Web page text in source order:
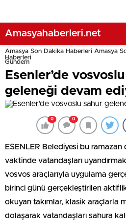
Amasyahaberleri.net
Amasya Son Dakika Haberleri Amasya
Haberleri
Gündem
Esenler’de
geleneği devam
0 0
ESENLER Belediyesi bu
vaktinde vatandaşları
vosvos araçlarıyla uygulama
birinci günü gerçekleştirilen
okuyan takımlar, klasik araçlarla
dolaşarak vatandaşları sahura